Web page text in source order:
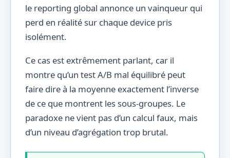
le reporting global annonce un vainqueur qui
perd en réalité sur chaque device pris
isolément.
Ce cas est extrêmement parlant, car il
montre qu’un test A/B mal équilibré peut
faire dire à la moyenne exactement l’inverse
de ce que montrent les sous-groupes. Le
paradoxe ne vient pas d’un calcul faux, mais
d’un niveau d’agrégation trop brutal.